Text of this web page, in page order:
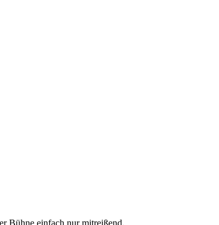
Bühne einfach nur mitreißend.